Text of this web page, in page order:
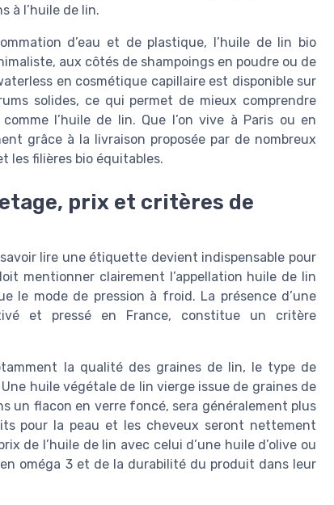
à l’huile de lin.
d’eau et de plastique, l’huile de lin bio
aux côtés de shampoings en poudre ou de
en cosmétique capillaire est disponible sur
solides, ce qui permet de mieux comprendre
l’huile de lin. Que l’on vive à Paris ou en
grâce à la livraison proposée par de nombreux
les filières bio équitables.
prix et critères de
lire une étiquette devient indispensable pour
mentionner clairement l’appellation huile de lin
le mode de pression à froid. La présence d’une
et pressé en France, constitue un critère
la qualité des graines de lin, le type de
huile végétale de lin vierge issue de graines de
un flacon en verre foncé, sera généralement plus
pour la peau et les cheveux seront nettement
de l’huile de lin avec celui d’une huile d’olive ou
oméga 3 et de la durabilité du produit dans leur